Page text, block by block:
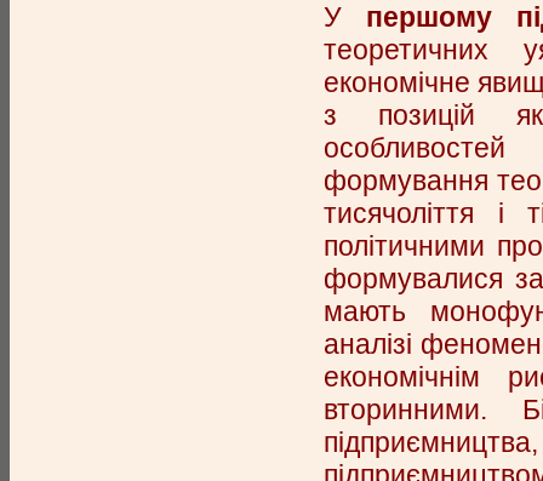
У першому
теоретичних
економічне
з позицій
формування
тисячоліття і
політичними
формувалися за
мають
аналізі
економічнім
вторинними.